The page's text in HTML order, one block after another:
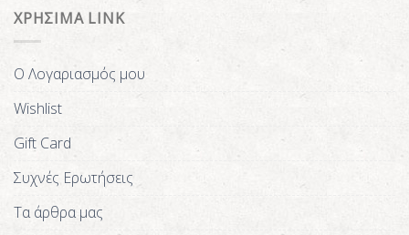
ΧΡΗΣΙΜΑ LINK
Ο Λογαριασμός μου
Wishlist
Gift Card
Συχνές Ερωτήσεις
Τα άρθρα μας